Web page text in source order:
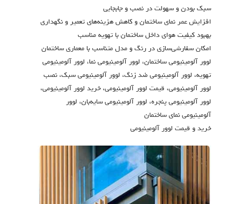
سبک بودن و سهولت در نصب و جابجایی
افزایش عمر نمای ساختمان و کاهش هزینه‌های تعمیر و نگهداری
بهبود کیفیت هوای داخل ساختمان با تهویه مناسب
امکان سفارشی‌سازی در رنگ و مدل متناسب با معماری ساختمان
لوور آلومینیومی ساختمان، لوور آلومینیومی نما، لوور آلومینیومی
تهویه، لوور آلومینیومی ضد زنگ، لوور آلومینیومی سبک، نصب
لوور آلومینیومی، قیمت لوور آلومینیومی، خرید لوور آلومینیومی،
لوور آلومینیومی پنجره، لوور آلومینیومی سایه‌بان، لوور
آلومینیومی نمای ساختمان
خرید و قیمت لوور آلومینیومی